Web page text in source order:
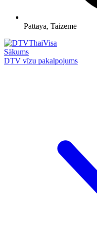
Pattaya, Taizemē
Sākums
DTV vīzu pakalpojums